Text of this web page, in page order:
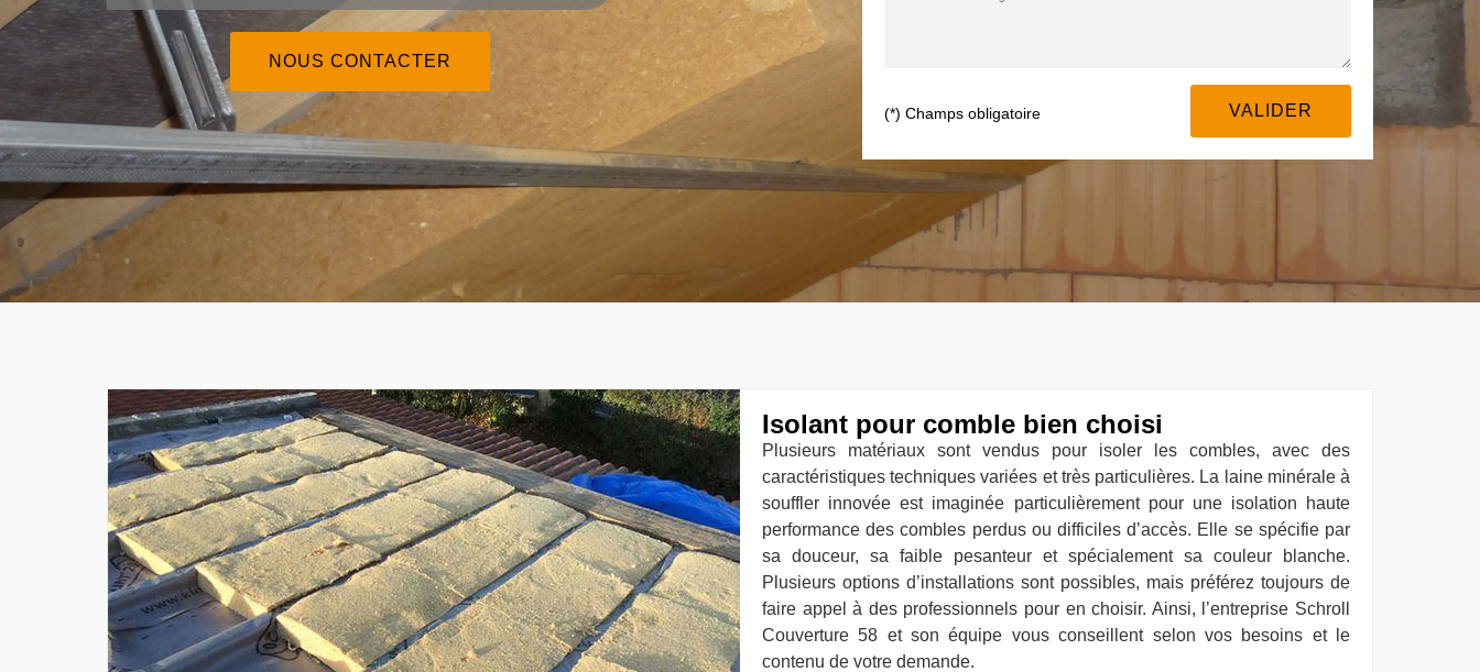
NOUS CONTACTER
(*) Champs obligatoire
Isolant pour comble bien choisi
Plusieurs matériaux sont vendus pour isoler les combles, avec des
caractéristiques techniques variées et très particulières. La laine minérale à
souffler innovée est imaginée particulièrement pour une isolation haute
performance des combles perdus ou difficiles d’accès. Elle se spécifie par
sa douceur, sa faible pesanteur et spécialement sa couleur blanche.
Plusieurs options d’installations sont possibles, mais préférez toujours de
faire appel à des professionnels pour en choisir. Ainsi, l’entreprise Schroll
Couverture 58 et son équipe vous conseillent selon vos besoins et le
contenu de votre demande.